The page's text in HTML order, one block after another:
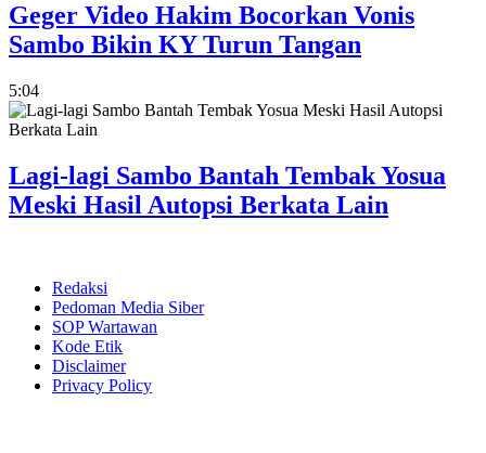
Geger Video Hakim Bocorkan Vonis
Sambo Bikin KY Turun Tangan
5:04
Lagi-lagi Sambo Bantah Tembak Yosua
Meski Hasil Autopsi Berkata Lain
Redaksi
Pedoman Media Siber
SOP Wartawan
Kode Etik
Disclaimer
Privacy Policy